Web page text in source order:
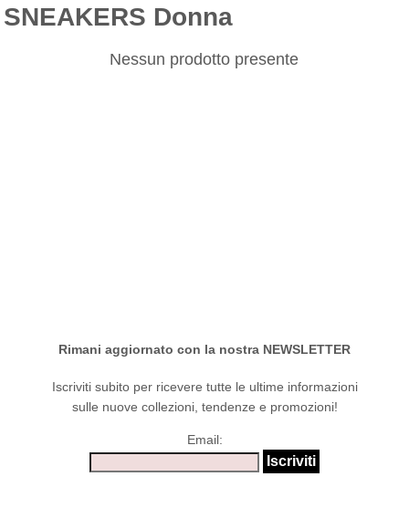
SNEAKERS Donna
Nessun prodotto presente
Rimani aggiornato con la nostra NEWSLETTER
Iscriviti subito per ricevere tutte le ultime informazioni
sulle nuove collezioni, tendenze e promozioni!
Email: